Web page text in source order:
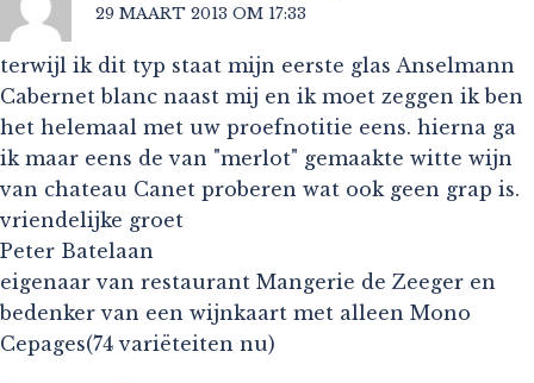
29 MAART 2013 OM 17:33
terwijl ik dit typ staat mijn eerste glas Anselmann
Cabernet blanc naast mij en ik moet zeggen ik ben
het helemaal met uw proefnotitie eens. hierna ga
ik maar eens de van "merlot" gemaakte witte wijn
van chateau Canet proberen wat ook geen grap is.
vriendelijke groet
Peter Batelaan
eigenaar van restaurant Mangerie de Zeeger en
bedenker van een wijnkaart met alleen Mono
Cepages(74 variëteiten nu)